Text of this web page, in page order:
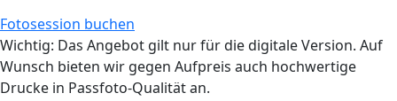
Fotosession buchen
Wichtig: Das Angebot gilt nur für die digitale Version. Auf
Wunsch bieten wir gegen Aufpreis auch hochwertige
Drucke in Passfoto-Qualität an.